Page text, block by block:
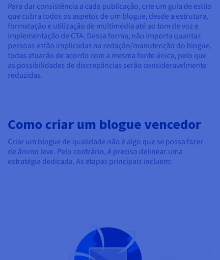
Para dar consistência a cada publicação, crie um guia de estilo
que cubra todos os aspetos de um blogue, desde a estrutura,
formatação e utilização de multimédia até ao tom de voz e
implementação de CTA. Dessa forma, não importa quantas
pessoas estão implicadas na redação/manutenção do blogue,
todas atuarão de acordo com a mesma fonte única, pelo que
as possibilidades de discrepâncias serão consideravelmente
reduzidas.
Como criar um blogue vencedor
Criar um blogue de qualidade não é algo que se possa fazer
de ânimo leve. Pelo contrário, é preciso delinear uma
estratégia dedicada. As etapas principais incluem: